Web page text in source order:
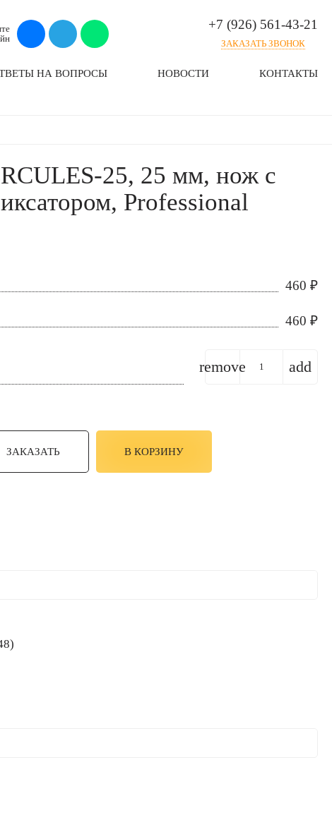
+7 (926) 561-43-21
ЗАКАЗАТЬ ЗВОНОК
НА ВОПРОСЫ НОВОСТИ КОНТАКТЫ
25, 25 мм, нож с
Professional
460 ₽
460 ₽
remove add
ЗАКАЗАТЬ В КОРЗИНУ